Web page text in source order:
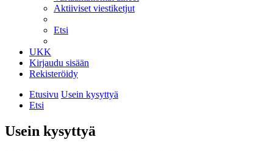
Aktiiviset viestiketjut
Etsi
UKK
Kirjaudu sisään
Rekisteröidy
Etusivu Usein kysyttyä
Etsi
Usein kysyttyä